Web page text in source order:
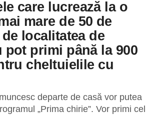
care lucrează la o
mare de 50 de
localitatea de
primi până la 900
cheltuielile cu
departe de casă vor putea
„Prima chirie”. Vor primi cel